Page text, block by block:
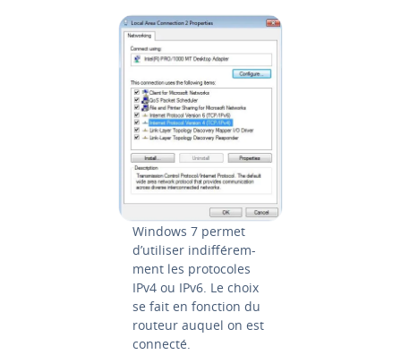
Windows 7 permet
d’utiliser in­dif­fé­rem­
ment les pro­to­coles
IPv4 ou IPv6. Le choix
se fait en fonction du
routeur auquel on est
connecté.